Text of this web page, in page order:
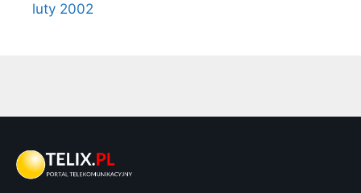
luty 2002